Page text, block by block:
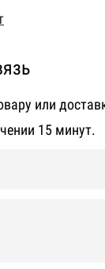
или
15 минут.